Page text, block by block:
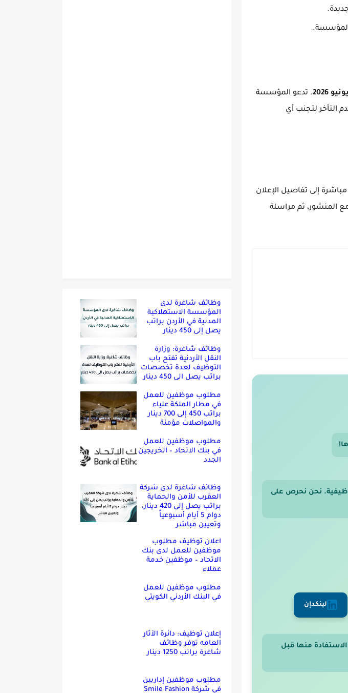
المؤسسة.
. تدعو المؤسسة
التأخر لتجنب أي
إلى تفاصيل الإعلان
المنشور، ثم مراسلة
نحن نحرص على
لينكدإن
منها قبل
وظائف شاغرة لدى
المؤسسة الاستهلاكية
المدنية في الأردن براتب
يصل إلى 450 دينار
وظائف شاغرة: وزارة
النقل الأردنية تفتح باب
التوظيف لعدة تخصصات
براتب يصل الى 450 دينار
مطلوب موظفين للعمل
في مطار الملكة علياء
براتب 450 إلى 700 دينار
والمواصلات مؤمنة
مطلوب موظفين للعمل
في بنك الاتحاد – الخريجين
الجدد
وظائف شاغرة لدى شركة
العقرب للأمن والحماية
براتب يصل إلى 420 دينار،
دوام 5 أيام أسبوعياً
وتعيين مباشر
اعلان توظيف مطلوب
موظفين للعمل لدى بنك
الاتحاد – موظفين خدمة
عملاء
مطلوب موظفين للعمل
في البنك الأردني الكويتي
إعلان توظيف: دائرة الآثار
العامه توفر وظائف
شاغرة براتب 1250 دينار
مطلوب موظفين إداريين
في شركة Smile Fashion